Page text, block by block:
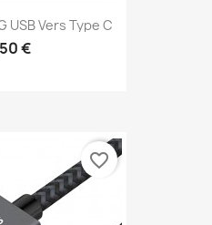
USB Vers Type C
€
favorite_border